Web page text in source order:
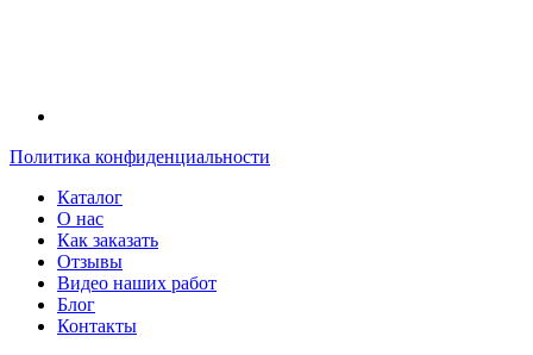
Политика конфиденциальности
Каталог
О нас
Как заказать
Отзывы
Видео наших работ
Блог
Контакты